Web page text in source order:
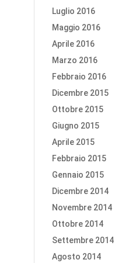
Luglio 2016
Maggio 2016
Aprile 2016
Marzo 2016
Febbraio 2016
Dicembre 2015
Ottobre 2015
Giugno 2015
Aprile 2015
Febbraio 2015
Gennaio 2015
Dicembre 2014
Novembre 2014
Ottobre 2014
Settembre 2014
Agosto 2014